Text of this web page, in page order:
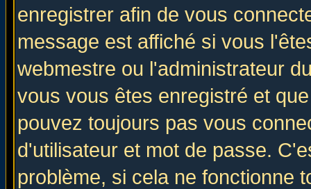
enregistrer afin de vous
message est affiché si vous
webmestre ou l'administrateur
vous vous êtes enregistré et
pouvez toujours pas vous
d'utilisateur et mot de passe.
problème, si cela ne fonctionne